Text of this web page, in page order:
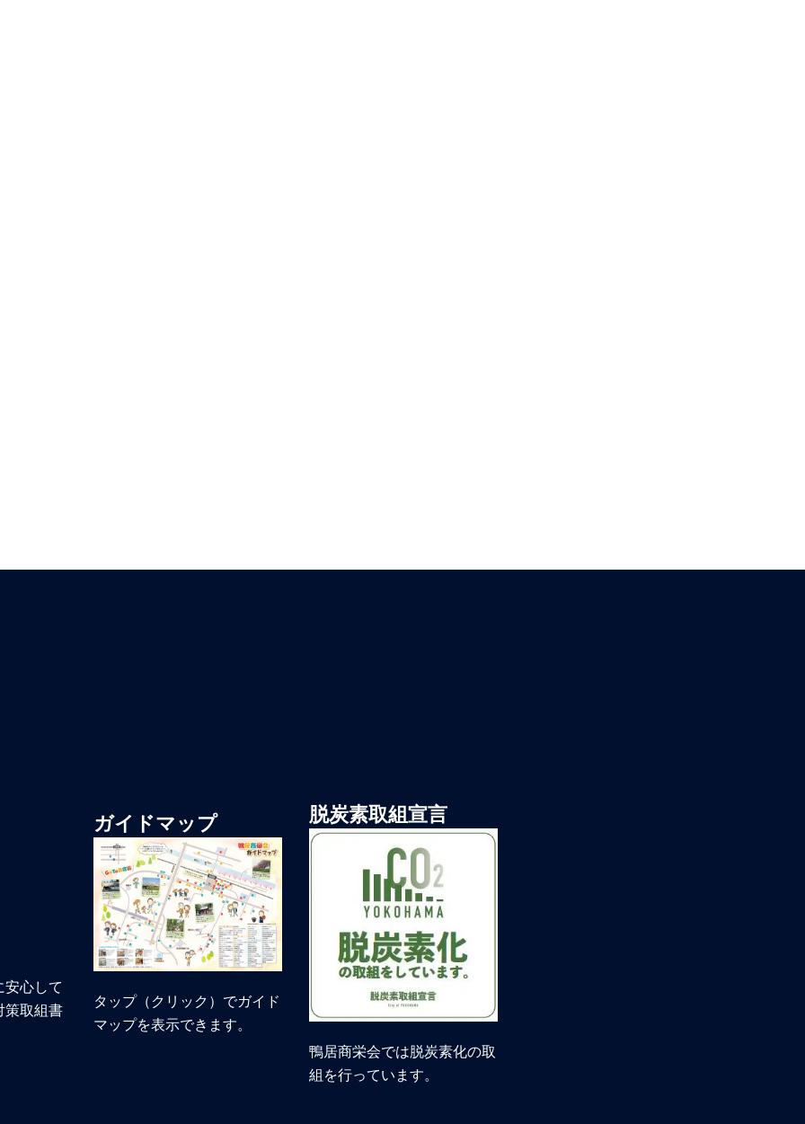
心して
策取組書
ガイドマップ
タップ（クリック）でガイド
マップを表示できます。
脱炭素取組宣言
鴨居商栄会では脱炭素化の取
組を行っています。